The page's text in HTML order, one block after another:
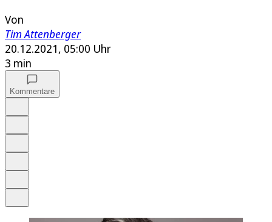
Von
Tim Attenberger
20.12.2021, 05:00 Uhr
3 min
Kommentare